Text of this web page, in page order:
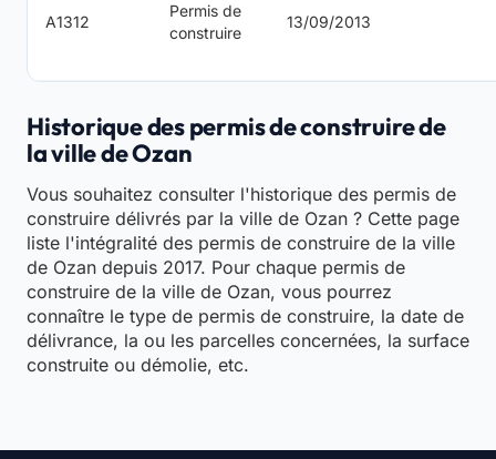
A1312
Permis de
construire
13/09/2013
Historique des permis de construire de
la ville de Ozan
Vous souhaitez consulter l'historique des permis de
construire délivrés par la ville de Ozan ? Cette page
liste l'intégralité des permis de construire de la ville
de Ozan depuis 2017. Pour chaque permis de
construire de la ville de Ozan, vous pourrez
connaître le type de permis de construire, la date de
délivrance, la ou les parcelles concernées, la surface
construite ou démolie, etc.